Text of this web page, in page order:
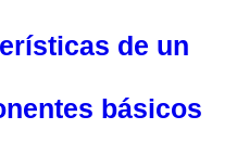
de un
básicos